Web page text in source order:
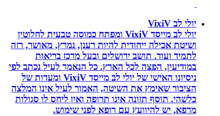
יולי לב VixiV
יולי לב מייסד VixiV ומפתח כמוסה טבעית לחלוטין
ושיטת אכילה ייחודית להיות רענן, נמרץ, מאושר, רזה
לתמיד ועוד. תושב ירושלים ובעל מרכז בריאות
במודיעין, הפצה לכל הארץ. כל הנאמר לעיל נכתב לפי
ניסיונו האישי של יולי לב מייסד VixiV ומעדות של
הציבור שאימץ את השיטה, האמור לעיל אינו המלצה
כלשהי. תוסף תזונה אינו תרופה ואין ליחס לו סגולות
מרפא, יש להיוועץ עם רופא לפני שימוש.